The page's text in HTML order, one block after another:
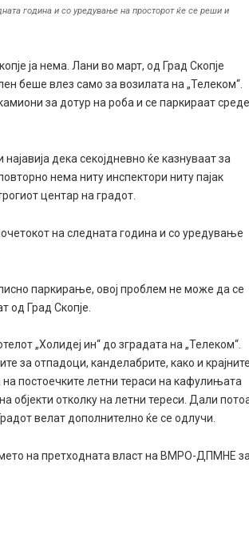
година и со уредување на просторот ќе се реши и
ја нема. Лани во март, од Град Скопје
беше влез само за возилата на „Телеком“.
за дотур на роба и се паркираат среде
дека секојдневно ќе казнуваат за
нема ниту инспектори ниту пајак
центар на градот.
на следната година и со уредување
паркирање, овој проблем не може да се
од Град Скопје.
„Холидеј ин“ до зградата на „Телеком“.
за отпадоци, канделабрите, како и крајните
постоечките летни тераси на кафулињата
објекти отколку на летни тереси. Дали
велат дополнително ќе се одлучи.
на претходната власт на ВМРО-ДПМНЕ за